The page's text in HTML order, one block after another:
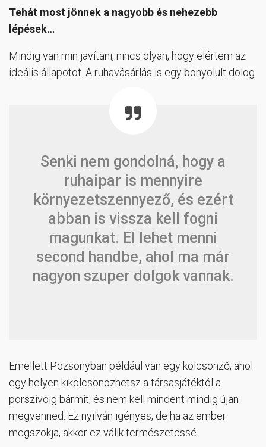
Tehát most jönnek a nagyobb és nehezebb
lépések…
Mindig van min javítani, nincs olyan, hogy elértem az
ideális állapotot. A ruhavásárlás is egy bonyolult dolog.
Senki nem gondolná, hogy a
ruhaipar is mennyire
környezetszennyező, és ezért
abban is vissza kell fogni
magunkat. El lehet menni
second handbe, ahol ma már
nagyon szuper dolgok vannak.
Emellett Pozsonyban például van egy kölcsönző, ahol
egy helyen kikölcsönözhetsz a társasjátéktól a
porszívóig bármit, és nem kell mindent mindig újan
megvenned. Ez nyilván igényes, de ha az ember
megszokja, akkor ez válik természetessé.